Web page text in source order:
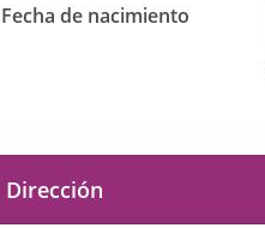
Fecha de nacimiento
Dirección